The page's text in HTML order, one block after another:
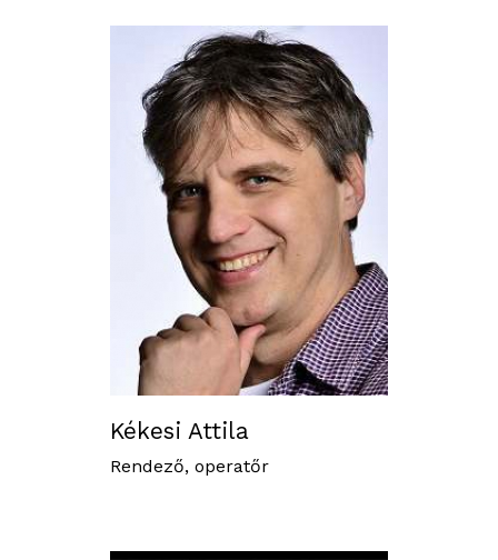
Kékesi Attila
Rendező, operatőr